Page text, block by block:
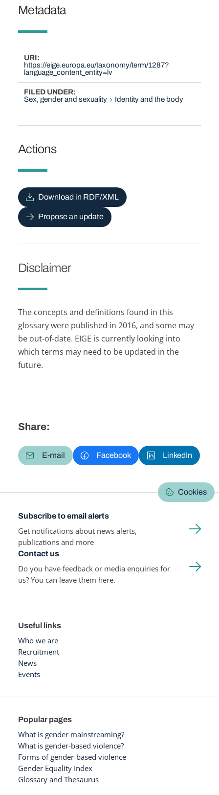
Metadata
URI
https://eige.europa.eu/taxonomy/term/1287?
language_content_entity=lv
FILED UNDER
Sex, gender and sexuality
Identity and the body
Actions
Download in RDF/XML
Propose an update
Disclaimer
The concepts and definitions found in this
glossary were published in 2016, and some may
be out-of-date. EIGE is currently looking into
which terms may need to be updated in the
future.
Share:
E-mail Facebook LinkedIn
Cookies
Subscribe to email alerts
Get notifications about news alerts,
publications and more
Contact us
Do you have feedback or media enquiries for
us? You can leave them here.
Useful links
Who we are
Recruitment
News
Events
Popular pages
What is gender mainstreaming?
What is gender-based violence?
Forms of gender-based violence
Gender Equality Index
Glossary and Thesaurus